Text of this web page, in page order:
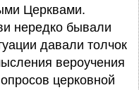
Церквами.
нередко бывали
давали толчок
вероучения
церковной